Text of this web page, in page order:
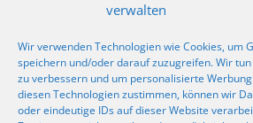
verwalten
Wir verwenden Technologien wie Cookies, um
speichern und/oder darauf zuzugreifen. Wir
zu verbessern und um personalisierte
diesen Technologien zustimmen, können wir
oder eindeutige IDs auf dieser Website
RSS
Fragen? Kontakt!